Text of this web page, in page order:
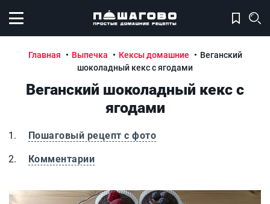
Открыть меню
Главная Выпечка Кексы домашние
Веганский
шоколадный кекс с ягодами
Веганский шоколадный кекс с
ягодами
Пошаговый рецепт с фото
Комментарии
Веганский шоколадный кекс с ягодами